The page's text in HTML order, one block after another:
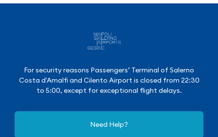
For security reasons Passengers’ Terminal of Salerno
Costa d'Amalfi and Cilento Airport is closed from 22:30
to 5:00, except for exceptional flight delays.
Need Help?